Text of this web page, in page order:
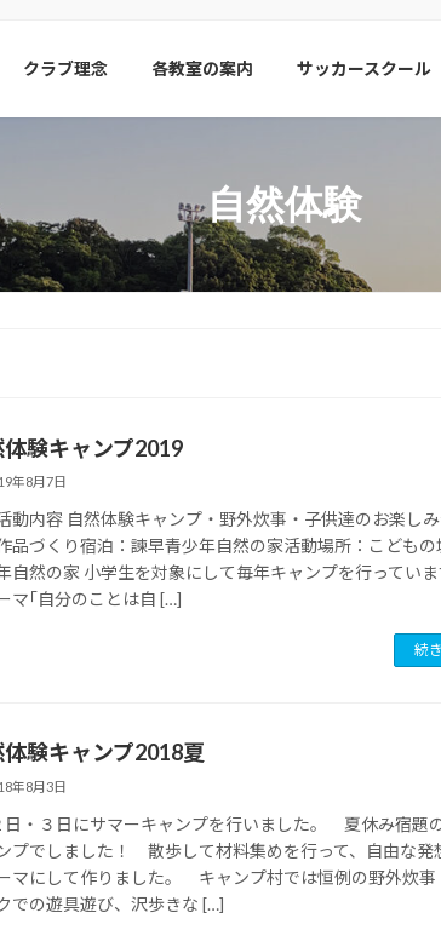
クラブ理念 各教室の案内 サッカースクール
自然体験
体験キャンプ2019
年8月7日
動内容 自然体験キャンプ・野外炊事・子供達のお楽し
品づくり宿泊：諫早青少年自然の家活動場所：こどもの
自然の家 小学生を対象にして毎年キャンプを行ってい
マ｢自分のことは自 […]
続
体験キャンプ2018夏
年8月3日
日・３日にサマーキャンプを行いました。 夏休み宿題
プでしました！ 散歩して材料集めを行って、自由な発
マにして作りました。 キャンプ村では恒例の野外炊事
での遊具遊び、沢歩きな […]